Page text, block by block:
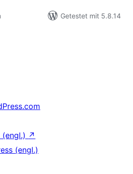
Getestet mit 5.8.14
↗
(engl.)